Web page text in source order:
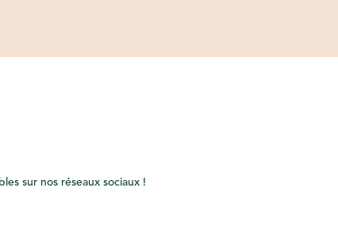
sur nos réseaux sociaux !